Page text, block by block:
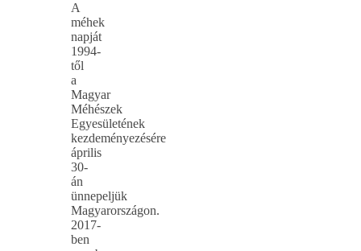
A
méhek
napját
1994-
től
a
Magyar
Méhészek
Egyesületének
kezdeményezésére
április
30-
án
ünnepeljük
Magyarországon.
2017-
ben